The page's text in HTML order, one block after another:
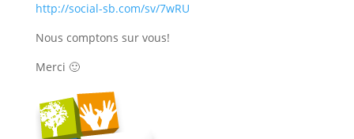
http://social-sb.com/sv/7wRU
Nous comptons sur vous!
Merci 🙂